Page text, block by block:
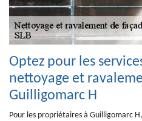
Optez pour les
nettoyage et
Guilligomarc H
Pour les propriétaires à Guilligomarc